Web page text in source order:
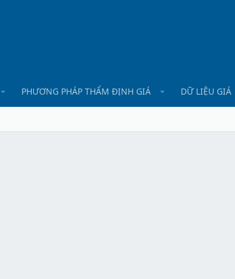
PHƯƠNG PHÁP THẨM ĐỊNH GIÁ DỮ LIỆU GIÁ